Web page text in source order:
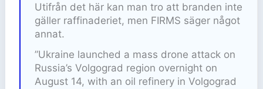
Utifrån det här kan man tro att branden inte
gäller raffinaderiet, men FIRMS säger något
annat.
”Ukraine launched a mass drone attack on
Russia’s Volgograd region overnight on
August 14, with an oil refinery in Volgograd